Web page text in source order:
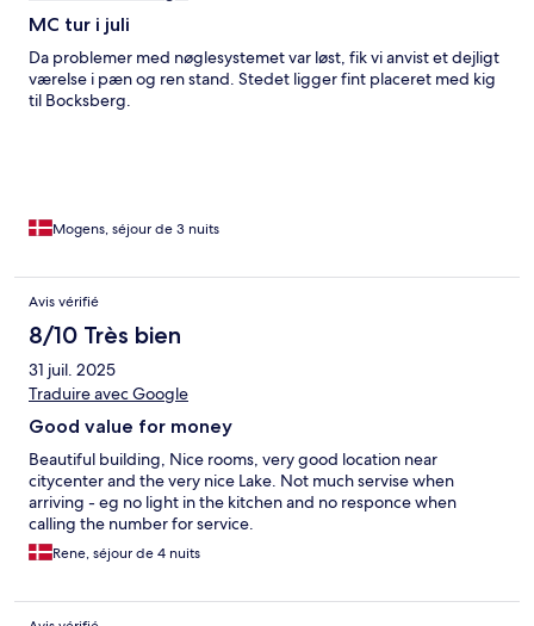
MC tur i juli
Da problemer med nøglesystemet var løst, fik vi anvist et dejligt
værelse i pæn og ren stand. Stedet ligger fint placeret med kig
til Bocksberg.
Mogens, séjour de 3 nuits
Avis vérifié
8/10 Très bien
31 juil. 2025
Traduire avec Google
Good value for money
Beautiful building, Nice rooms, very good location near
citycenter and the very nice Lake. Not much servise when
arriving - eg no light in the kitchen and no responce when
calling the number for service.
Rene, séjour de 4 nuits